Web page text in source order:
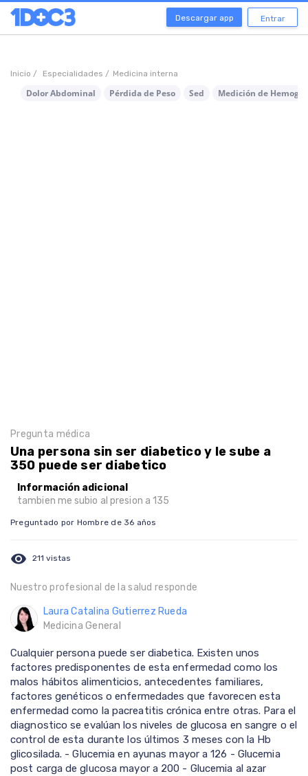
Descargar app Entrar
Inicio / Especialidades / Medicina interna
Dolor Abdominal Pérdida de Peso Sed Medición de
Pregunta médica
Una persona sin ser diabetico y le sube a
350 puede ser diabetico
Información adicional
tambien me subio al presion a 135
Preguntado por Hombre de 36 años
visibility 211 vistas
Nuestro profesional de la salud responde
Laura Catalina Gutierrez Rueda
Medicina General
Cualquier persona puede ser diabetica. Existen unos
factores predisponentes de esta enfermedad como los
malos hábitos alimenticios, antecedentes familiares,
factores genéticos o enfermedades que favorecen esta
enfermedad como la pacreatitis crónica entre otras. Para el
diagnostico se evalúan los niveles de glucosa en sangre o el
control de esta durante los últimos 3 meses con la Hb
glicosilada. - Glucemia en ayunas mayor a 126 - Glucemia
post carga de glucosa mayor a 200 - Glucemia al azar